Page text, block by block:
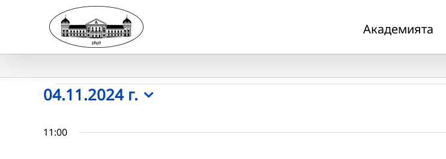
Академията
Събития
for
04.11.2024 г.
date.
11:00